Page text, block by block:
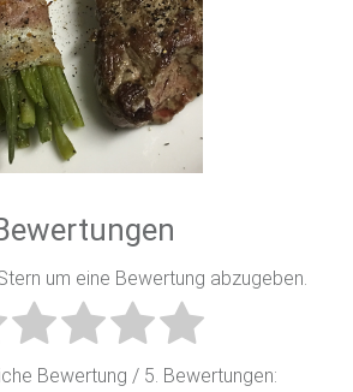
um eine Bewertung abzugeben.
Bewertung / 5. Bewertungen: